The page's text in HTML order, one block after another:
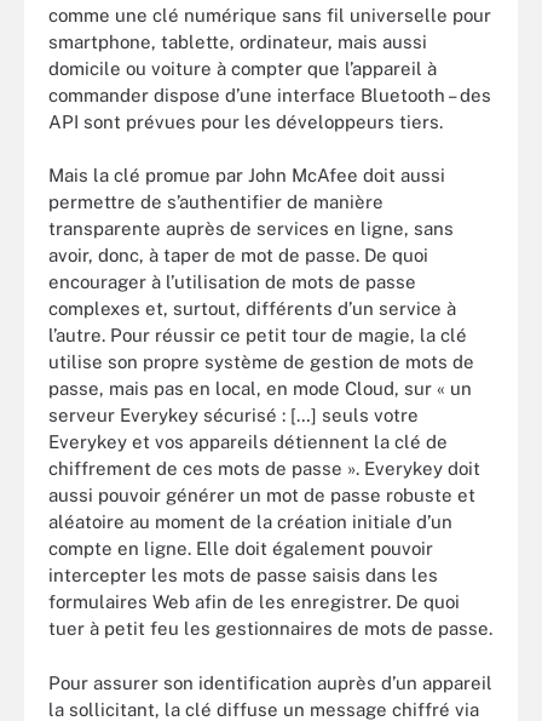
comme une clé numérique sans fil universelle pour
smartphone, tablette, ordinateur, mais aussi
domicile ou voiture à compter que l’appareil à
commander dispose d’une interface Bluetooth – des
API sont prévues pour les développeurs tiers.
Mais la clé promue par John McAfee doit aussi
permettre de s’authentifier de manière
transparente auprès de services en ligne, sans
avoir, donc, à taper de mot de passe. De quoi
encourager à l’utilisation de mots de passe
complexes et, surtout, différents d’un service à
l’autre. Pour réussir ce petit tour de magie, la clé
utilise son propre système de gestion de mots de
passe, mais pas en local, en mode Cloud, sur « un
serveur Everykey sécurisé : […] seuls votre
Everykey et vos appareils détiennent la clé de
chiffrement de ces mots de passe ». Everykey doit
aussi pouvoir générer un mot de passe robuste et
aléatoire au moment de la création initiale d’un
compte en ligne. Elle doit également pouvoir
intercepter les mots de passe saisis dans les
formulaires Web afin de les enregistrer. De quoi
tuer à petit feu les gestionnaires de mots de passe.
Pour assurer son identification auprès d’un appareil
la sollicitant, la clé diffuse un message chiffré via